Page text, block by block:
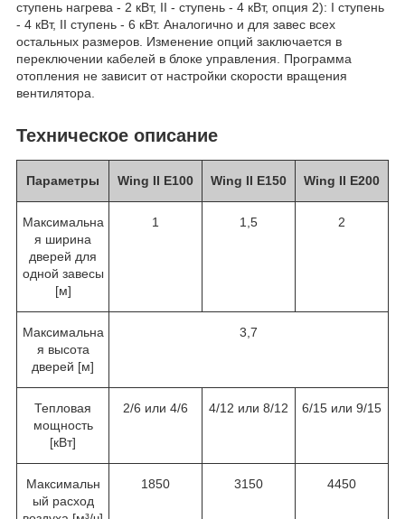
ступень нагрева - 2 кВт, II - ступень - 4 кВт, опция 2): I ступень
- 4 кВт, II ступень - 6 кВт. Аналогично и для завес всех
остальных размеров. Изменение опций заключается в
переключении кабелей в блоке управления. Программа
отопления не зависит от настройки скорости вращения
вентилятора.
Техническое описание
Параметры Wing II E100 Wing II E150 Wing II E200
Максимальна
я ширина
дверей для
одной завесы
[м]
1 1,5 2
Максимальна
я высота
дверей [м]
3,7
Тепловая
мощность
[кВт]
2/6 или 4/6 4/12 или 8/12 6/15 или 9/15
Максимальн
ый расход
1850 3150 4450